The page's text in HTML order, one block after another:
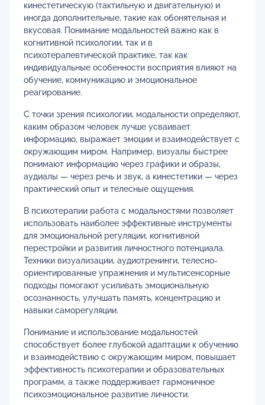
кинестетическую (тактильную и двигательную) и
иногда дополнительные, такие как обонятельная и
вкусовая. Понимание модальностей важно как в
когнитивной психологии, так и в
психотерапевтической практике, так как
индивидуальные особенности восприятия влияют на
обучение, коммуникацию и эмоциональное
реагирование.
С точки зрения психологии, модальности определяют,
каким образом человек лучше усваивает
информацию, выражает эмоции и взаимодействует с
окружающим миром. Например, визуалы быстрее
понимают информацию через графики и образы,
аудиалы — через речь и звук, а кинестетики — через
практический опыт и телесные ощущения.
В психотерапии работа с модальностями позволяет
использовать наиболее эффективные инструменты
для эмоциональной регуляции, когнитивной
перестройки и развития личностного потенциала.
Техники визуализации, аудиотренинги, телесно-
ориентированные упражнения и мультисенсорные
подходы помогают усиливать эмоциональную
осознанность, улучшать память, концентрацию и
навыки саморегуляции.
Понимание и использование модальностей
способствует более глубокой адаптации к обучению
и взаимодействию с окружающим миром, повышает
эффективность психотерапии и образовательных
программ, а также поддерживает гармоничное
психоэмоциональное развитие личности.